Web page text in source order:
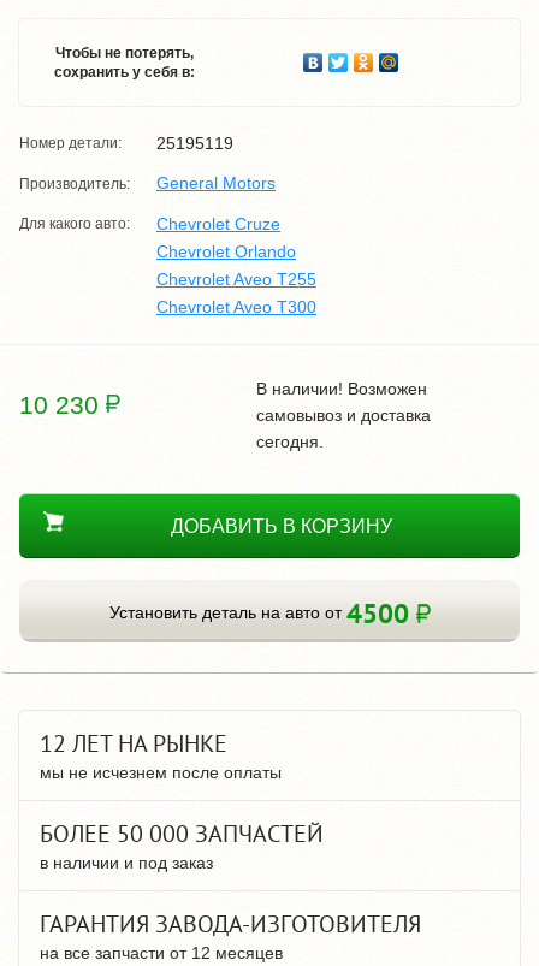
Чтобы не потерять,
сохранить у себя в:
Номер детали: 25195119
Производитель: General Motors
Для какого авто:
Chevrolet Cruze
Chevrolet Orlando
Chevrolet Aveo T255
Chevrolet Aveo T300
10 230
В наличии! Возможен
самовывоз и доставка
сегодня.
ДОБАВИТЬ В КОРЗИНУ
Установить деталь на авто от4500
12 ЛЕТ НА РЫНКЕ
мы не исчезнем после оплаты
БОЛЕЕ 50 000 ЗАПЧАСТЕЙ
в наличии и под заказ
ГАРАНТИЯ ЗАВОДА-ИЗГОТОВИТЕЛЯ
на все запчасти от 12 месяцев